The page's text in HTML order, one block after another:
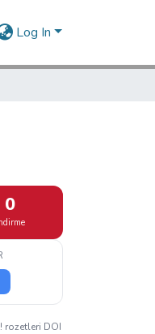
Log In
0
rozetleri DOI